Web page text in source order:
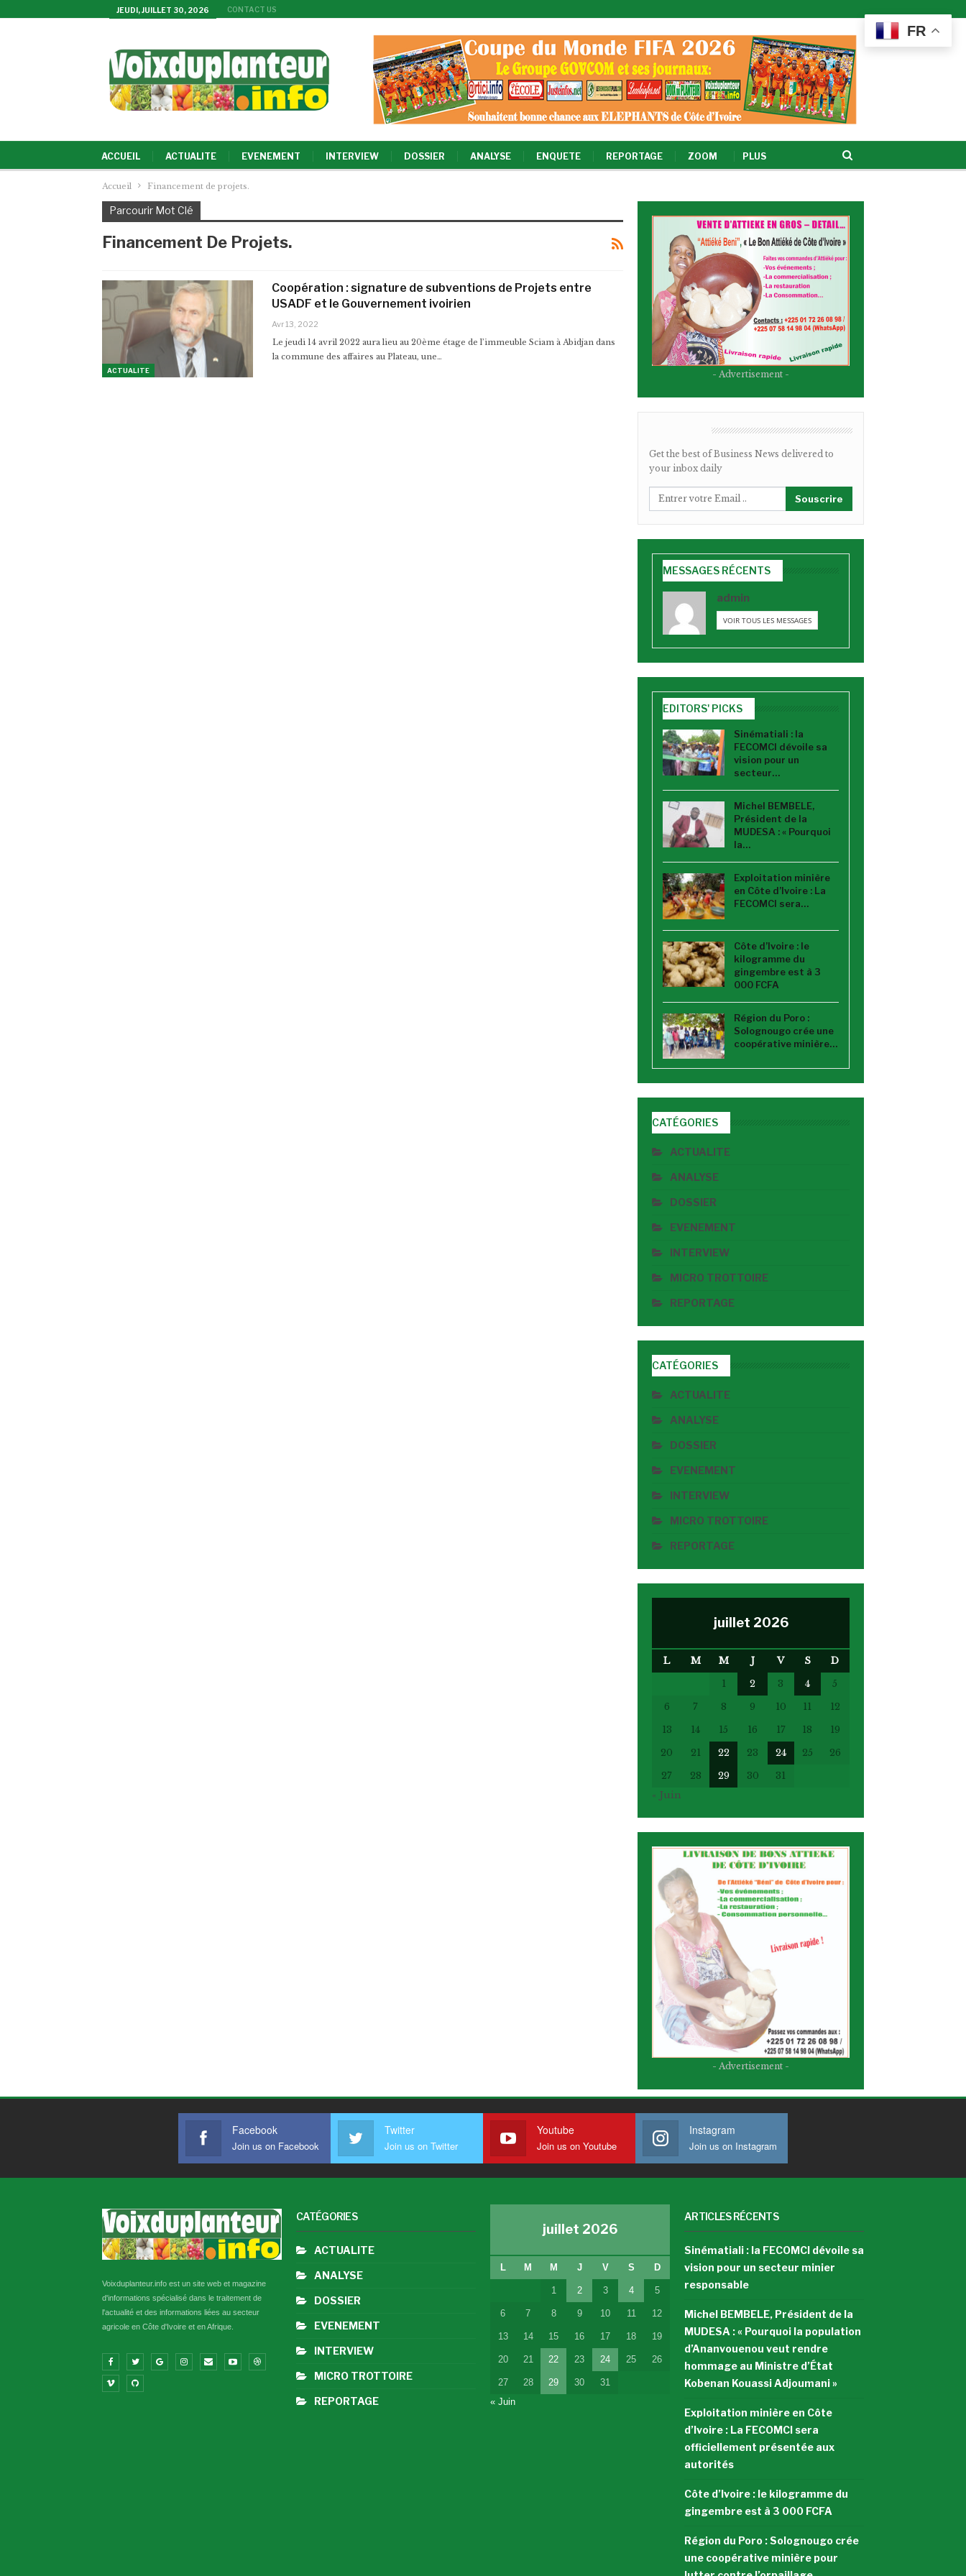
JEUDI, JUILLET 30, 2026 CONTACT US
ACCUEIL ACTUALITE EVENEMENT INTERVIEW DOSSIER ANALYSE ENQUETE REPORTAGE ZOOM PLUS
Accueil Financement de projets.
Parcourir Mot Clé
Financement De Projets.
ACTUALITE
Coopération : signature de subventions de Projets entre
USADF et le Gouvernement ivoirien
Avr 13, 2022
Le jeudi 14 avril 2022 aura lieu au 20ème étage de l’immeuble Sciam à Abidjan dans
la commune des affaires au Plateau, une…
- Advertisement -
Get the best of Business News delivered to
your inbox daily
Souscrire
MESSAGES RÉCENTS
admin
VOIR TOUS LES MESSAGES
EDITORS' PICKS
Sinématiali : la
FECOMCI dévoile sa
vision pour un
secteur…
Michel BEMBELE,
Président de la
MUDESA : « Pourquoi
la…
Exploitation minière
en Côte d’Ivoire : La
FECOMCI sera…
Côte d’Ivoire : le
kilogramme du
gingembre est à 3
000 FCFA
Région du Poro :
Solognougo crée une
coopérative minière…
CATÉGORIES
ACTUALITE
ANALYSE
DOSSIER
EVENEMENT
INTERVIEW
MICRO TROTTOIRE
REPORTAGE
CATÉGORIES
ACTUALITE
ANALYSE
DOSSIER
EVENEMENT
INTERVIEW
MICRO TROTTOIRE
REPORTAGE
juillet 2026
L M M J V S
D
1
2 3 4
5
6
7 8 9 10 11
12
13
14 15 16 17 18
19
20
21 22 23 24 25
26
27
28 29 30
31
« Juin
- Advertisement -
Facebook
Join us on Facebook
Twitter
Join us on Twitter
Youtube
Join us on Youtube
Instagram
Join us on Instagram
Voixduplanteur.info est un site web et magazine
d'informations spécialisé dans le traitement de
l'actualité et des informations liées au secteur
agricole en Côte d'Ivoire et en Afrique.
CATÉGORIES
ACTUALITE
ANALYSE
DOSSIER
EVENEMENT
INTERVIEW
MICRO TROTTOIRE
REPORTAGE
juillet 2026
L M M J V S D
1 2 3 4 5
6 7 8 9 10 11 12
13 14 15 16 17 18 19
20 21 22 23 24 25 26
27 28 29 30
31
« Juin
ARTICLES RÉCENTS
Sinématiali : la FECOMCI dévoile sa
vision pour un secteur minier
responsable
Michel BEMBELE, Président de la
MUDESA : « Pourquoi la population
d’Ananvouenou veut rendre
hommage au Ministre d’État
Kobenan Kouassi Adjoumani »
Exploitation minière en Côte
d’Ivoire : La FECOMCI sera
officiellement présentée aux
autorités
Côte d’Ivoire : le kilogramme du
gingembre est à 3 000 FCFA
Région du Poro : Solognougo crée
une coopérative minière pour
FR